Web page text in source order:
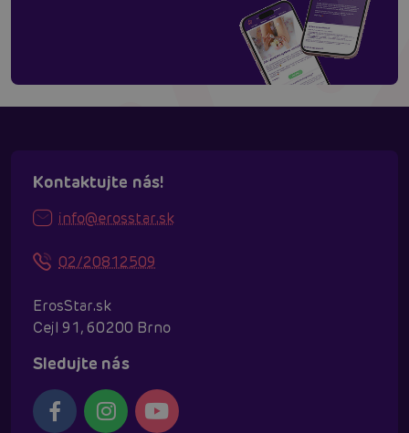
Kontaktujte nás!
info@erosstar.sk
02/20812509
ErosStar.sk
Cejl 91, 60200 Brno
Sledujte nás